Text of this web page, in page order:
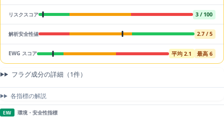
リスクスコア 3 / 100
解析安全性値 2.7 / 5
EWG スコア 平均 2.1 最高 6
フラグ成分の詳細（1件）
各指標の解説
ENV 環境・安全性指標